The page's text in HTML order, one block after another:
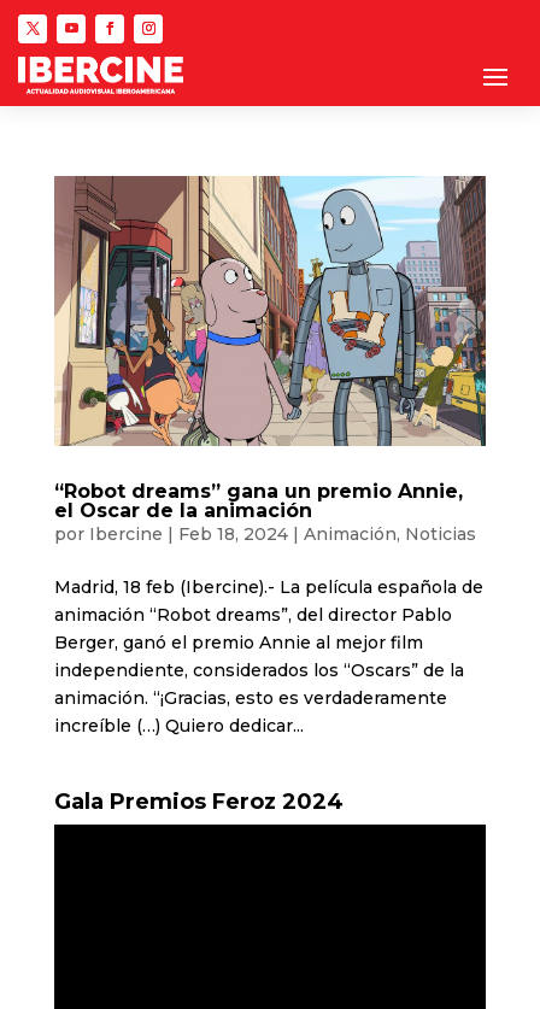
“Robot dreams” gana un premio Annie,
el Oscar de la animación
por Ibercine | Feb 18, 2024| Animación, Noticias
Madrid, 18 feb (Ibercine).- La película española de
animación “Robot dreams”, del director Pablo
Berger, ganó el premio Annie al mejor film
independiente, considerados los “Oscars” de la
animación. “¡Gracias, esto es verdaderamente
increíble (…) Quiero dedicar...
Gala Premios Feroz 2024